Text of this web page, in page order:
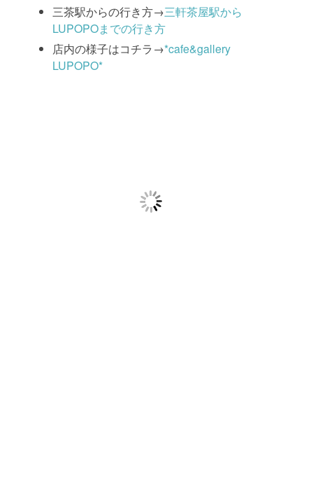
三茶駅からの行き方→三軒茶屋駅から
LUPOPOまでの行き方
店内の様子はコチラ→*cafe&gallery
LUPOPO*